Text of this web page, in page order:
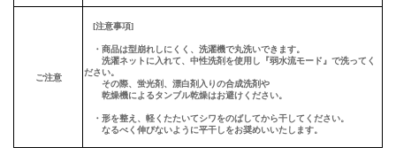
ご注意
[注意事項]
・商品は型崩れしにくく、洗濯機で丸洗いできます。
洗濯ネットに入れて、中性洗剤を使用し『弱水流モード』で洗ってく
ださい。
その際、蛍光剤、漂白剤入りの合成洗剤や
乾燥機によるタンブル乾燥はお避けください。
・形を整え、軽くたたいてシワをのばしてから干してください。
なるべく伸びないように平干しをお奨めいいたします。